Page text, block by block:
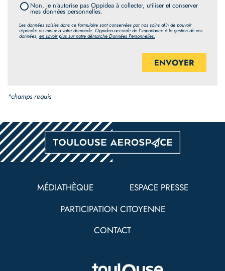
Non, je n’autorise pas Oppidea à collecter, utiliser et conserver
mes données personnelles.
Les données saisies dans ce formulaire sont conservées par nos soins afin de pouvoir
répondre au mieux à votre demande. Oppidea accorde de l’importance à la gestion de vos
données, en savoir plus sur notre démarche Données Personnelles.
*champs requis
MÉDIATHÈQUE
ESPACE PRESSE
PARTICIPATION CITOYENNE
CONTACT